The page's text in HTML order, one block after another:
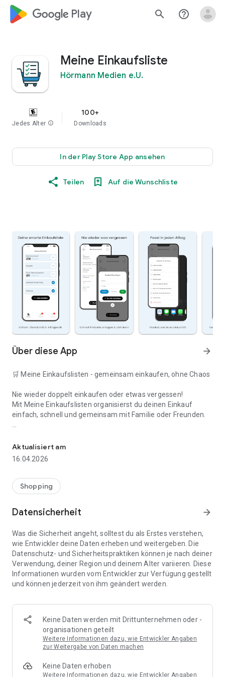
google_logo Play search help_outline
Meine Einkaufsliste
Hörmann Medien e.U.
Jedes Alter info
100+
Downloads
In der Play Store App ansehen
Teilen Auf die Wunschliste
Über diese App arrow_forward
🛒 Meine Einkaufslisten - gemeinsam einkaufen, ohne Chaos
Nie wieder doppelt einkaufen oder etwas vergessen!
Mit Meine Einkaufslisten organisierst du deinen Einkauf
einfach, schnell und gemeinsam mit Familie oder Freunden.
👨‍👩‍👧 Gemeinsame Einkaufslisten in Echtzeit: Alle sehen
⚡ Superschnell & einfach: Liste in Sekunden erstellen und
sofort loslegen.
📱 Immer dabei: Deine Einkaufsliste ist jederzeit auf deinem
🤝 Teilen leicht gemacht: Lade andere ein und erledigt den
Einkauf gemeinsam.
🍳 Zutaten direkt aus Rezepten übernehmen: Importiere
Zutaten von Rezept-Webseiten und verwandle sie
🚀 DEINE VORTEILE IM ALLTAG
* Nie wieder doppelte Einkäufe
* Kein Chaos mehr beim Einkaufen
* Bessere Abstimmung mit Familie & Freunden
* Perfekt für die Essensplanung
Aktualisiert am
16.04.2026
Shopping
Datensicherheit arrow_forward
Was die Sicherheit angeht, solltest du als Erstes verstehen,
wie Entwickler deine Daten erheben und weitergeben. Die
Datenschutz- und Sicherheitspraktiken können je nach deiner
Verwendung, deiner Region und deinem Alter variieren. Diese
Informationen wurden vom Entwickler zur Verfügung gestellt
und können jederzeit von ihm geändert werden.
Keine Daten werden mit Drittunternehmen oder -
organisationen geteilt
Weitere Informationen dazu, wie Entwickler Angaben
zur Weitergabe von Daten machen
Keine Daten erhoben
Weitere Informationen dazu, wie Entwickler Angaben